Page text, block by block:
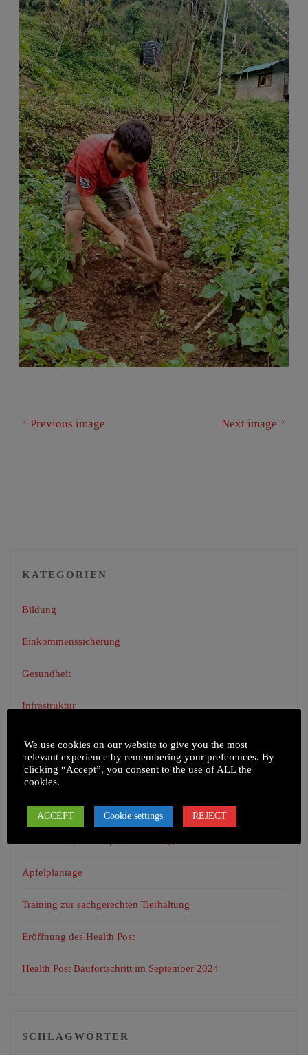
Previous image Next image
KATEGORIEN
Bildung
Einkommenssicherung
Gesundheit
Infrastruktur
NEUESTE BEITRÄGE
Apfelplantage
Training zur sachgerechten Tierhaltung
Eröffnung des Health Post
Health Post Baufortschritt im September 2024
SCHLAGWÖRTER
We use cookies on our website to give you the most
relevant experience by remembering your preferences. By
clicking “Accept”, you consent to the use of ALL the
cookies.
ACCEPT Cookie settings REJECT